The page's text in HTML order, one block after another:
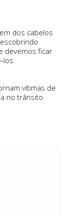
dos cabelos
devemos ficar
los
vítimas de
no trânsito